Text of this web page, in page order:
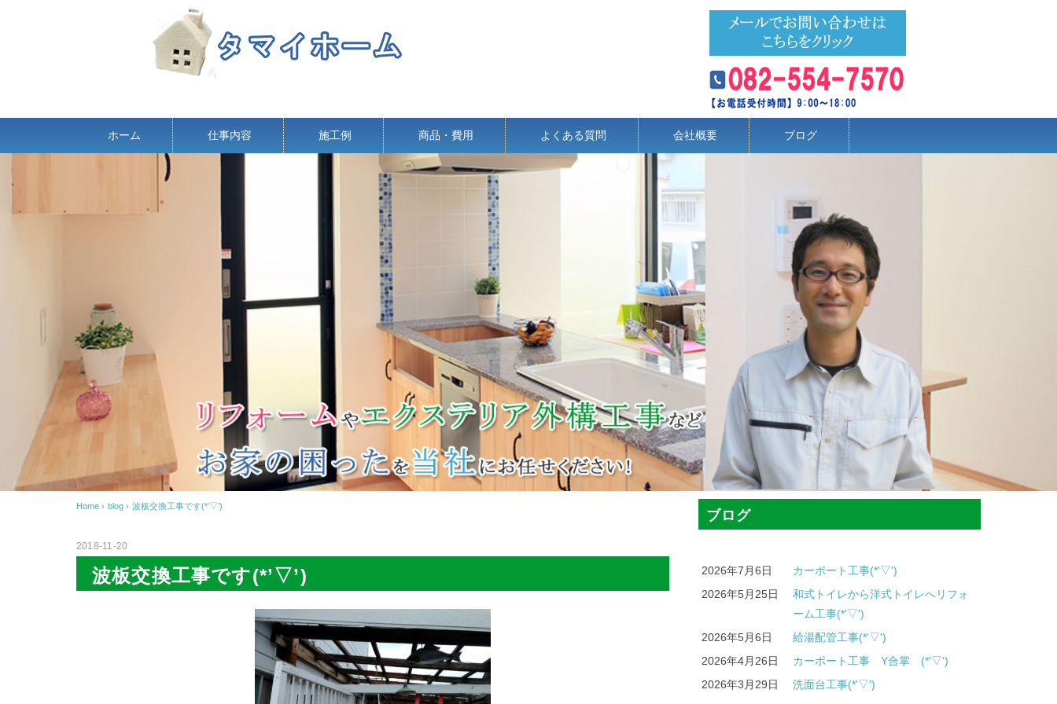
ホーム 仕事内容 施工例 商品・費用 よくある質問 会社概要 ブログ
Home › blog › 波板交換工事です(*’▽’)
2018-11-20
波板交換工事です(*’▽’)
ブログ
2026年7月6日
カーポート工事(*'▽')
2026年5月25日
和式トイレから洋式トイレへリフォ
ーム工事(*'▽')
2026年5月6日
給湯配管工事(*'▽')
2026年4月26日
カーポート工事 Y合掌 (*'▽')
2026年3月29日
洗面台工事(*'▽')